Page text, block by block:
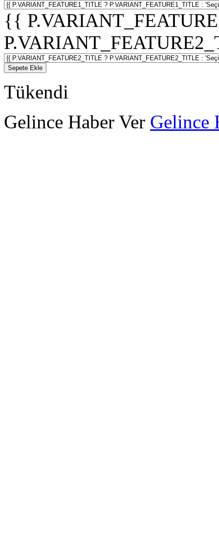
{{
Sepete Ekle
Tükendi
Gelince Haber Ver Gelince